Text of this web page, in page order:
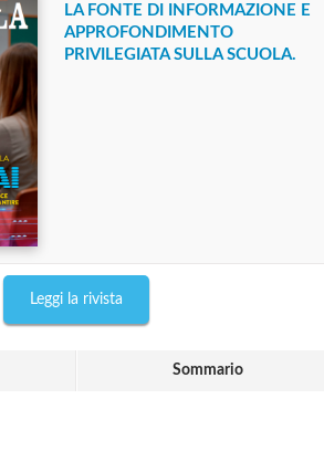
LA FONTE DI INFORMAZIONE E
APPROFONDIMENTO
PRIVILEGIATA SULLA SCUOLA.
Leggi la rivista
Sommario